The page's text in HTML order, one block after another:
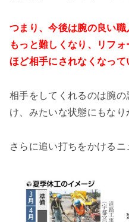
つまり、今後は腕の良い
もっと難しくなり、リフ
ほど相手にされなくなって
相手をしてくれるのは腕
け、みたいな状態にもなり
さらに追い打ちをかけるニ